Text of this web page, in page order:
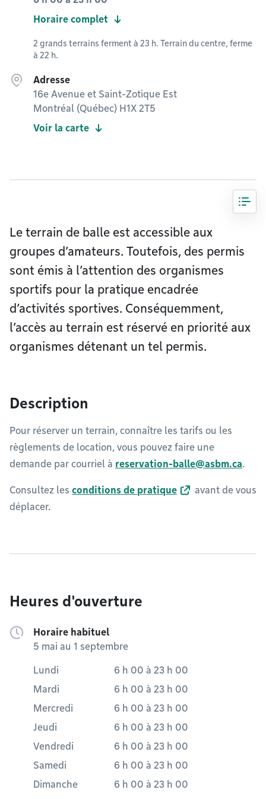
Horaire complet
2 grands terrains ferment à 23 h. Terrain du centre, ferme
à 22 h.
Adresse
16e Avenue et Saint-Zotique Est
Montréal (Québec) H1X 2T5
Voir la carte
Le terrain de balle est accessible aux
groupes d’amateurs. Toutefois, des permis
sont émis à l’attention des organismes
sportifs pour la pratique encadrée
d’activités sportives. Conséquemment,
l’accès au terrain est réservé en priorité aux
organismes détenant un tel permis.
Description
Pour réserver un terrain, connaître les tarifs ou les
règlements de location, vous pouvez faire une
demande par courriel à reservation-balle@asbm.ca.
Consultez les conditions de pratique
avant de vous
déplacer.
Heures d'ouverture
Horaire habituel
5 mai au 1 septembre
Lundi 6 h 00 à 23 h 00
Mardi
6 h 00 à 23 h 00
Mercredi
6 h 00 à 23 h 00
Jeudi
6 h 00 à 23 h 00
Vendredi
6 h 00 à 23 h 00
Samedi
6 h 00 à 23 h 00
Dimanche
6 h 00 à 23 h 00